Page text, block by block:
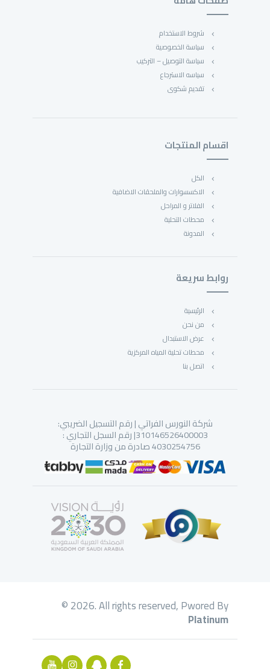
روابط سريعة
الرئيسية
من نحن
عرض الاستبدال
محطات تحلية المياه المركزية
اتصل بنا
اقسام المنتجات
الكل
الاكسسوارات والملحقات الاضافية
الفلاتر و المراحل
محطات التحلية
المدونة
شروط الاستخدام
سياسة الخصوصية
سياسة التوصيل – التركيب
سياسه الاسترجاع
تقديم شكوى
شركة النورس الفراتي | رقم التسجيل الضريبي:
310146526400003| رقم السجل التجاري :
4030254756 صادرة من وزارة التجارة
© 2026. All rights reserved, Pwored By
Platinum